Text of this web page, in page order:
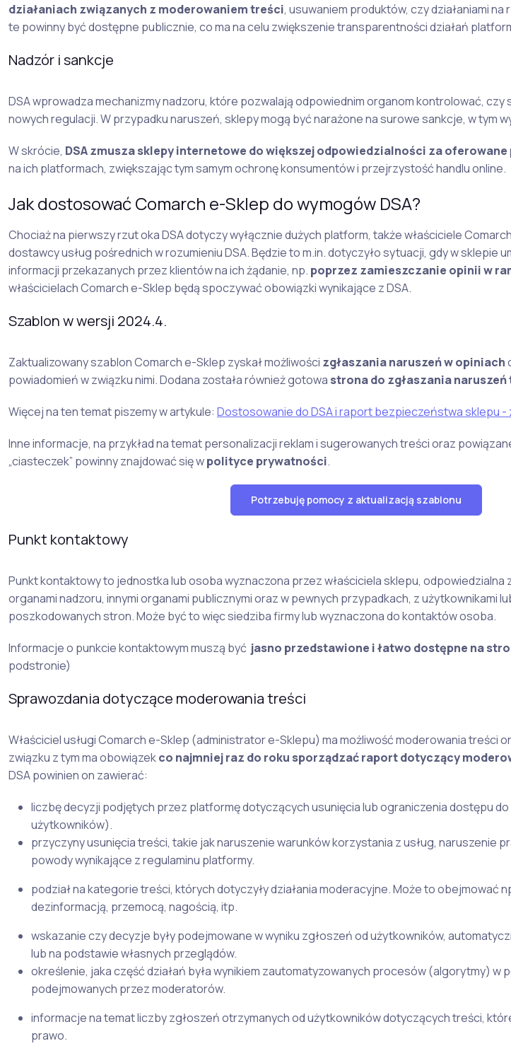
działaniach związanych z moderowaniem treści, usuwaniem produktów, czy działaniami
te powinny być dostępne publicznie, co ma na celu zwiększenie transparentności działań
Nadzór i sankcje
DSA wprowadza mechanizmy nadzoru, które pozwalają odpowiednim organom kontrolować,
nowych regulacji. W przypadku naruszeń, sklepy mogą być narażone na surowe sankcje, w tym
W skrócie, DSA zmusza sklepy internetowe do większej odpowiedzialności za
na ich platformach, zwiększając tym samym ochronę konsumentów i przejrzystość handlu online.
Jak dostosować Comarch e-Sklep do wymogów DSA?
Chociaż na pierwszy rzut oka DSA dotyczy wyłącznie dużych platform, także właściciele
dostawcy usług pośrednich w rozumieniu DSA. Będzie to m.in. dotyczyło sytuacji, gdy w sklepie
informacji przekazanych przez klientów na ich żądanie, np. poprzez zamieszczanie opinii w
właścicielach Comarch e-Sklep będą spoczywać obowiązki wynikające z DSA.
Szablon w wersji 2024.4.
Zaktualizowany szablon Comarch e-Sklep zyskał możliwości zgłaszania naruszeń w opiniach
powiadomień w związku nimi. Dodana została również gotowa strona do zgłaszania
Więcej na ten temat piszemy w artykule: Dostosowanie do DSA i raport bezpieczeństwa sklepu -
Inne informacje, na przykład na temat personalizacji reklam i sugerowanych treści oraz
„ciasteczek” powinny znajdować się wpolityce prywatności.
Potrzebuję pomocy z aktualizacją szablonu
Punkt kontaktowy
Punkt kontaktowy to jednostka lub osoba wyznaczona przez właściciela sklepu, odpowiedzialna
organami nadzoru, innymi organami publicznymi oraz w pewnych przypadkach, z użytkownikami
poszkodowanych stron. Może być to więc siedziba firmy lub wyznaczona do kontaktów osoba.
Informacje o punkcie kontaktowym muszą być jasno przedstawione i łatwo dostępne na
podstronie)
Sprawozdania dotyczące moderowania treści
Właściciel usługi Comarch e-Sklep (administrator e-Sklepu) ma możliwość moderowania treści
związku z tym ma obowiązekco najmniej raz do roku sporządzać raport dotyczący
DSA powinien on zawierać:
liczbę decyzji podjętych przez platformę dotyczących usunięcia lub ograniczenia dostępu
użytkowników).
przyczyny usunięcia treści, takie jak naruszenie warunków korzystania z usług, naruszenie
powody wynikające z regulaminu platformy.
podział na kategorie treści, których dotyczyły działania moderacyjne. Może to obejmować
dezinformacją, przemocą, nagością, itp.
wskazanie czy decyzje były podejmowane w wyniku zgłoszeń od użytkowników,
lub na podstawie własnych przeglądów.
określenie, jaka część działań była wynikiem zautomatyzowanych procesów (algorytmy) w
podejmowanych przez moderatorów.
informacje na temat liczby zgłoszeń otrzymanych od użytkowników dotyczących treści,
prawo.